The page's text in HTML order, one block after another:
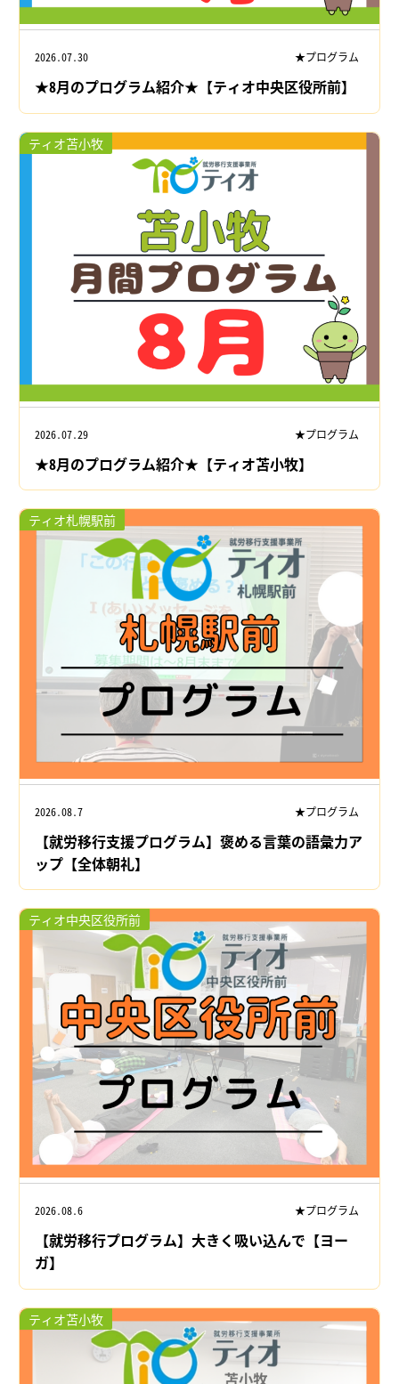
2026.07.30 ★プログラム
★8月のプログラム紹介★【ティオ中央区役所前】
ティオ苫小牧
2026.07.29 ★プログラム
★8月のプログラム紹介★【ティオ苫小牧】
ティオ札幌駅前
2026.08.7 ★プログラム
【就労移行支援プログラム】褒める言葉の語彙力ア
ップ【全体朝礼】
ティオ中央区役所前
2026.08.6 ★プログラム
【就労移行プログラム】大きく吸い込んで【ヨー
ガ】
ティオ苫小牧